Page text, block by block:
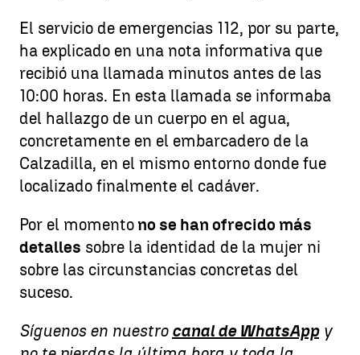
El servicio de emergencias 112, por su parte,
ha explicado en una nota informativa que
recibió una llamada minutos antes de las
10:00 horas. En esta llamada se informaba
del hallazgo de un cuerpo en el agua,
concretamente en el embarcadero de la
Calzadilla, en el mismo entorno donde fue
localizado finalmente el cadáver.
Por el momentono se han ofrecido más
detalles sobre la identidad de la mujer ni
sobre las circunstancias concretas del
suceso.
Síguenos en nuestro canal de WhatsAppy